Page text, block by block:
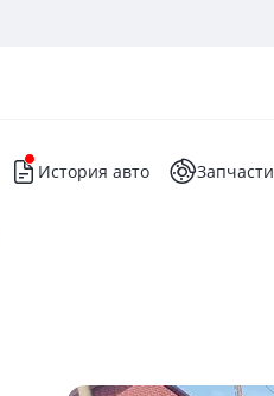
История авто Запчасти